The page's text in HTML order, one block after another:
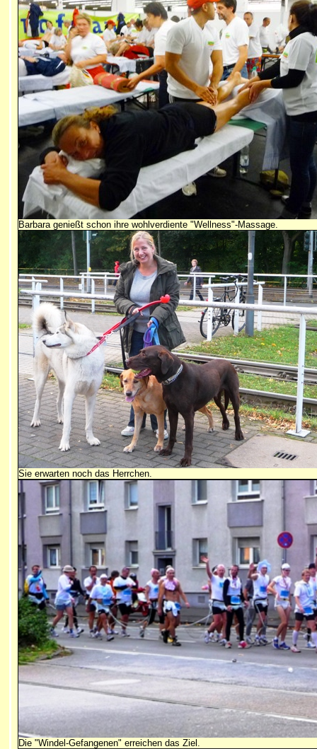
Barbara genießt schon ihre wohlverdiente "Wellness"-Massage.
Sie erwarten noch das Herrchen.
Die "Windel-Gefangenen" erreichen das Ziel.